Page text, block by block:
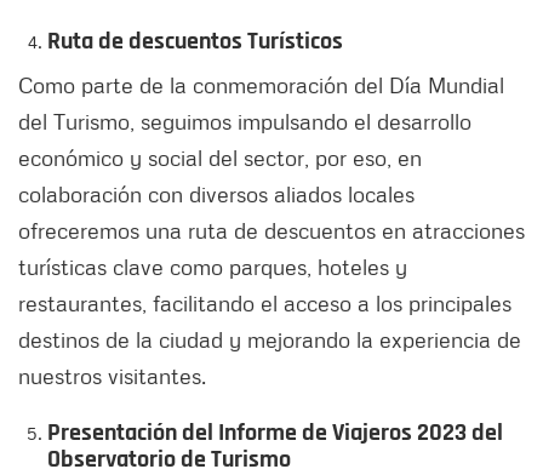
Ruta de descuentos Turísticos
Como parte de la conmemoración del Día Mundial
del Turismo, seguimos impulsando el desarrollo
económico y social del sector, por eso, en
colaboración con diversos aliados locales
ofreceremos una ruta de descuentos en atracciones
turísticas clave como parques, hoteles y
restaurantes, facilitando el acceso a los principales
destinos de la ciudad y mejorando la experiencia de
nuestros visitantes.
Presentación del Informe de Viajeros 2023 del
Observatorio de Turismo